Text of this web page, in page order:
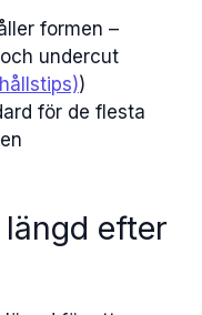
formen –
undercut
)
för de flesta
längd efter